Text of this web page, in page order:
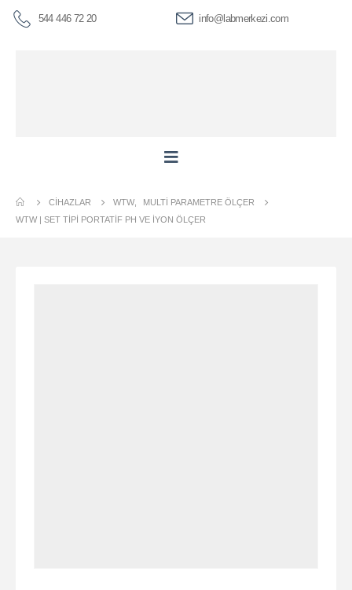
544 446 72 20 info@labmerkezi.com
CIHAZLAR WTW
MULTI PARAMETRE ÖLÇER
WTW | SET TIPI PORTATIF PH VE İYON ÖLÇER